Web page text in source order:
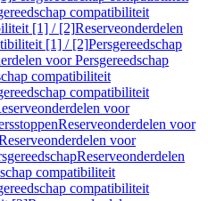
compatibiliteit
[1] / [2]Reserveonderdelen
[1] / [2]Persgereedschap
voor Persgereedschap
compatibiliteit
compatibiliteit
voor
Reserveonderdelen voor
voor
Reserveonderdelen
compatibiliteit
compatibiliteit